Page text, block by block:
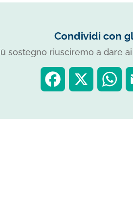
Condividi con
sostegno riusciremo a dare